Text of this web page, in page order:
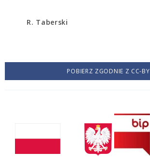
R. Taberski
POBIERZ ZGODNIE Z CC-BY